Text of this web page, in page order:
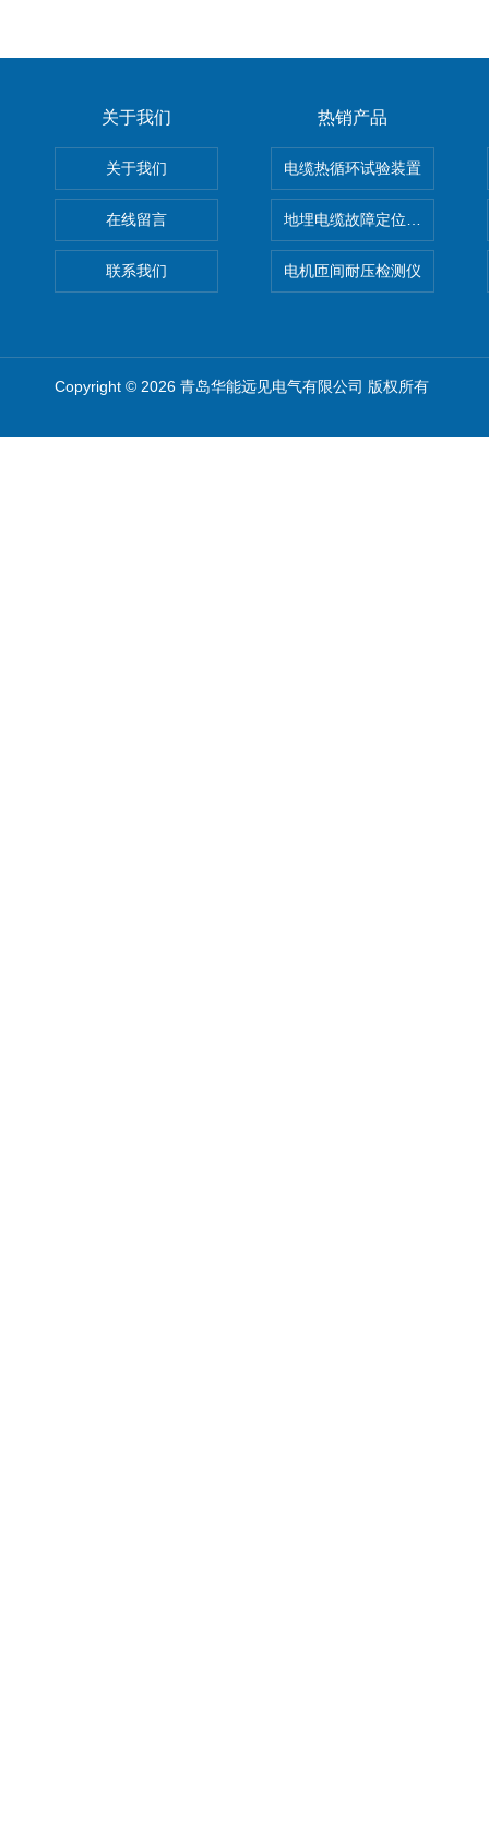
关于我们
关于我们
在线留言
联系我们
热销产品
电缆热循环试验装置
地埋电缆故障定位仪 地下电
电机匝间耐压检测仪
Copyright © 2026 青岛华能远见电气有限公司 版权所有